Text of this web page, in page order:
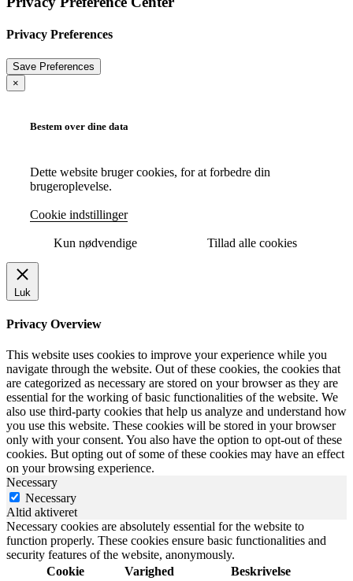
Privacy Preferences
×
Bestem over dine data
Dette website bruger cookies, for at forbedre din
brugeroplevelse.
Cookie indstillinger
Kun nødvendige Tillad alle cookies
Luk
Privacy Overview
This website uses cookies to improve your experience while you
navigate through the website. Out of these cookies, the cookies that
are categorized as necessary are stored on your browser as they are
essential for the working of basic functionalities of the website. We
also use third-party cookies that help us analyze and understand how
you use this website. These cookies will be stored in your browser
only with your consent. You also have the option to opt-out of these
cookies. But opting out of some of these cookies may have an effect
on your browsing experience.
Necessary
Necessary
Altid aktiveret
Necessary cookies are absolutely essential for the website to
function properly. These cookies ensure basic functionalities and
security features of the website, anonymously.
Cookie
Varighed Beskrivelse